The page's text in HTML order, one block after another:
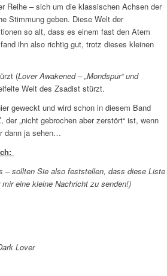
Reihe – sich um die klassischen Achsen der
Stimmung geben. Diese Welt der
so alt, dass es einem fast den Atem
ihn also richtig gut, trotz dieses kleinen
(Lover Awakened – „Mondspur“ und
Welt des Zsadist stürzt.
geweckt und wird schon in diesem Band
„nicht gebrochen aber zerstört“ ist, wenn
dann ja sehen…
– sollten Sie also feststellen, dass diese Liste
eine kleine Nachricht zu senden!)
Lover